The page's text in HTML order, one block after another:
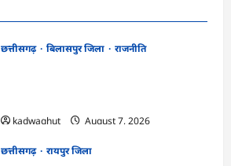
छत्तीसगढ़ बिलासपुर जिला
राजनीति
kadwaghut
August 7, 2026
छत्तीसगढ़
रायपुर जिला